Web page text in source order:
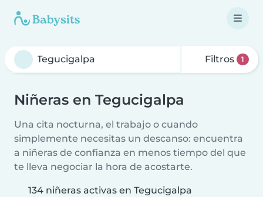
Filtros 1
Niñeras en Tegucigalpa
Una cita nocturna, el trabajo o cuando
simplemente necesitas un descanso: encuentra
a niñeras de confianza en menos tiempo del que
te lleva negociar la hora de acostarte.
134 niñeras activas en Tegucigalpa